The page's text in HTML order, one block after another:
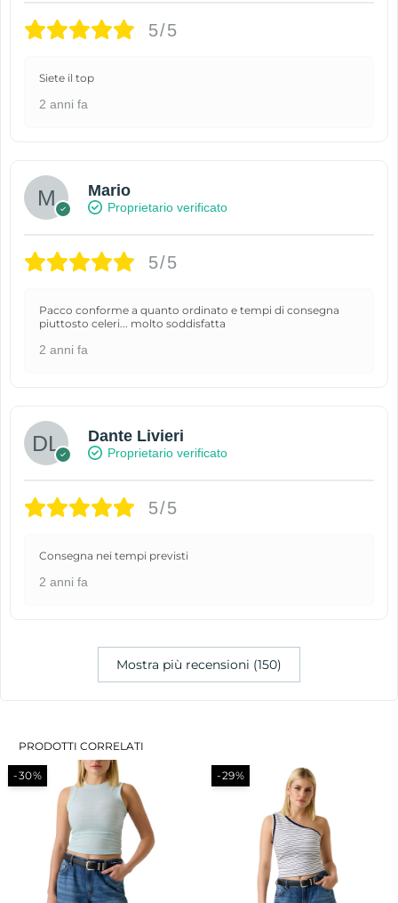
5/5
Siete il top
2 anni fa
Mario
Proprietario verificato
5/5
Pacco conforme a quanto ordinato e tempi di consegna
piuttosto celeri... molto soddisfatta
2 anni fa
Dante Livieri
Proprietario verificato
5/5
Consegna nei tempi previsti
2 anni fa
Mostra più recensioni (150)
PRODOTTI CORRELATI
-30% -29%